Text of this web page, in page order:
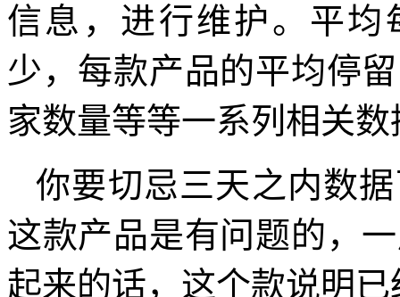
信息，进行维护。平均
少，每款产品的平均停
家数量等等一系列相关数
你要切忌三天之内数
这款产品是有问题的，
起来的话，这个款说明